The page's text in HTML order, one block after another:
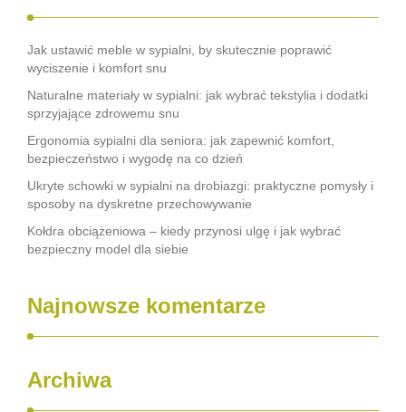
Jak ustawić meble w sypialni, by skutecznie poprawić
wyciszenie i komfort snu
Naturalne materiały w sypialni: jak wybrać tekstylia i dodatki
sprzyjające zdrowemu snu
Ergonomia sypialni dla seniora: jak zapewnić komfort,
bezpieczeństwo i wygodę na co dzień
Ukryte schowki w sypialni na drobiazgi: praktyczne pomysły i
sposoby na dyskretne przechowywanie
Kołdra obciążeniowa – kiedy przynosi ulgę i jak wybrać
bezpieczny model dla siebie
Najnowsze komentarze
Archiwa